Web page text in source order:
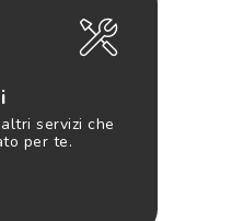
servizi che
per te.